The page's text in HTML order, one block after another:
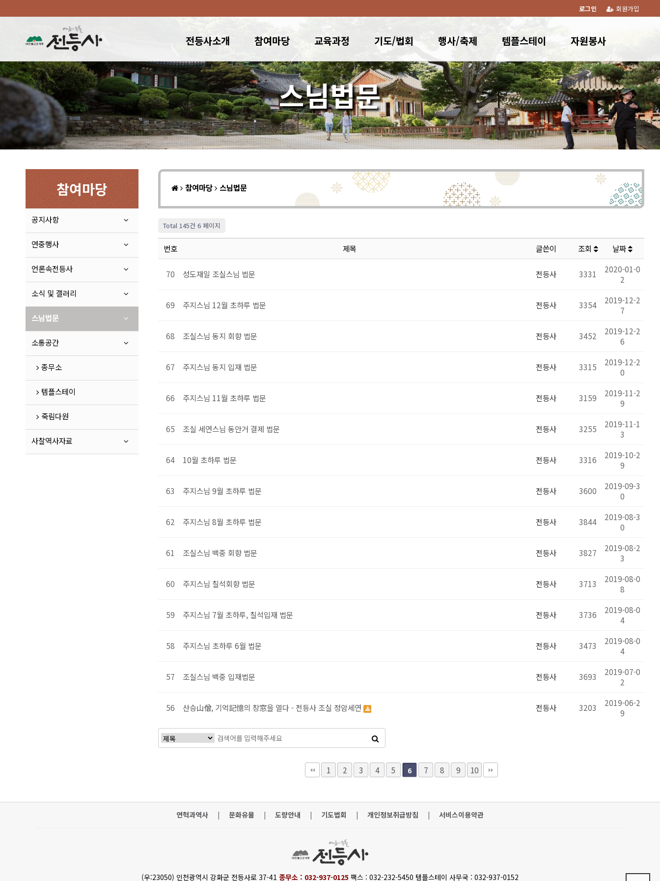
회원가입
로그인
전등사소개 참여마당 교육과정 기도/법회 행사/축제 템플스테이 자원봉사
스님법문
참여마당
공지사항
연중행사
언론속전등사
소식 및 갤러리
스님법문
소통공간
종무소
템플스테이
죽림다원
사찰역사자료
참여마당 스님법문
Total 145건 6 페이지
번호 제목 글쓴이 조회 날짜
70 성도재일 조실스님 법문 전등사 3331
2020-01-0
2
69 주지스님 12월 초하루 법문 전등사 3354
2019-12-2
7
68 조실스님 동지 회향 법문 전등사 3452
2019-12-2
6
67 주지스님 동지 입재 법문 전등사 3315
2019-12-2
0
66 주지스님 11월 초하루 법문 전등사 3159
2019-11-2
9
65 조실 세연스님 동안거 결제 법문 전등사 3255
2019-11-1
3
64 10월 초하루 법문 전등사 3316
2019-10-2
9
63 주지스님 9월 초하루 법문 전등사 3600
2019-09-3
0
62 주지스님 8월 초하루 법문 전등사 3844
2019-08-3
0
61 조실스님 백중 회향 법문 전등사 3827
2019-08-2
3
60 주지스님 칠석회향 법문 전등사 3713
2019-08-0
8
59 주지스님 7월 초하루, 칠석입재 법문 전등사 3736
2019-08-0
4
58 주지스님 초하루 6월 법문 전등사 3473
2019-08-0
4
57 조실스님 백중 입재법문 전등사 3693
2019-07-0
2
56 산승山僧, 기억記憶의 창窓을 열다 - 전등사 조실 정암세연 전등사 3203
2019-06-2
9
1 2 3 4 5 6 7 8 9 10
연혁과역사 | 문화유물 | 도량안내 | 기도법회 | 개인정보취급방침 | 서비스이용약관
(우:23050) 인천광역시 강화군 전등사로 37-41 종무소 : 032-937-0125 팩스 : 032-232-5450 템플스테이 사무국 : 032-937-0152